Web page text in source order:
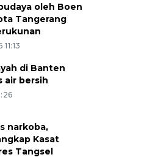
oleh Boen
Tangerang
di Banten
air bersih
narkoba,
Kasat
Tangsel